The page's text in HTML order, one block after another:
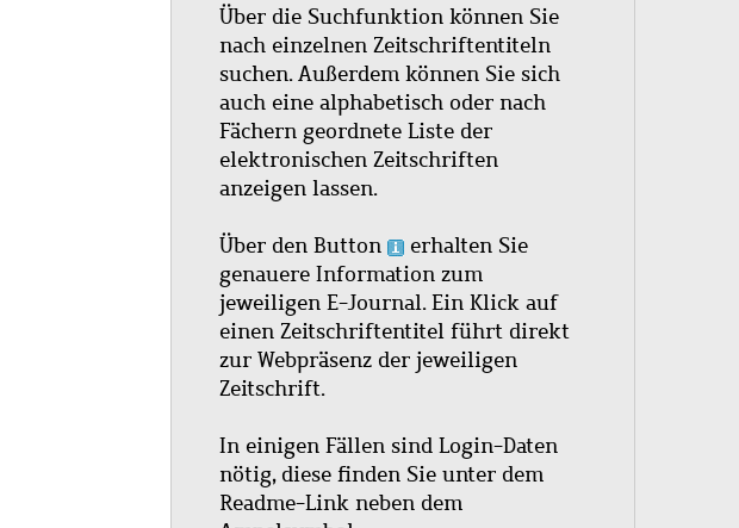
Über die Suchfunktion können Sie
nach einzelnen Zeitschriftentiteln
suchen. Außerdem können Sie sich
auch eine alphabetisch oder nach
Fächern geordnete Liste der
elektronischen Zeitschriften
anzeigen lassen.
Über den Button
erhalten Sie
genauere Information zum
jeweiligen E-Journal. Ein Klick auf
einen Zeitschriftentitel führt direkt
zur Webpräsenz der jeweiligen
Zeitschrift.
In einigen Fällen sind Login-Daten
nötig, diese finden Sie unter dem
Readme-Link neben dem